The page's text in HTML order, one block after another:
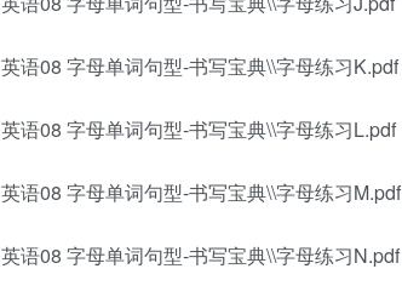
英语08 字母单词句型-书写宝典\\字母练习K.pdf
英语08 字母单词句型-书写宝典\\字母练习L.pdf
英语08 字母单词句型-书写宝典\\字母练习M.pdf
英语08 字母单词句型-书写宝典\\字母练习N.pdf